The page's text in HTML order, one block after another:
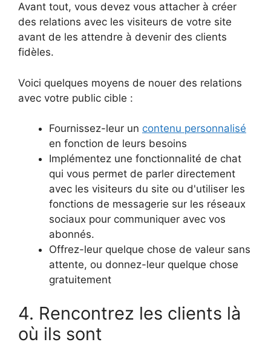
Avant tout, vous devez vous attacher à créer
des relations avec les visiteurs de votre site
avant de les attendre à devenir des clients
fidèles.
Voici quelques moyens de nouer des relations
avec votre public cible :
Fournissez-leur un contenu personnalisé
en fonction de leurs besoins
Implémentez une fonctionnalité de chat
qui vous permet de parler directement
avec les visiteurs du site ou d'utiliser les
fonctions de messagerie sur les réseaux
sociaux pour communiquer avec vos
abonnés.
Offrez-leur quelque chose de valeur sans
attente, ou donnez-leur quelque chose
gratuitement
4. Rencontrez les clients là
où ils sont